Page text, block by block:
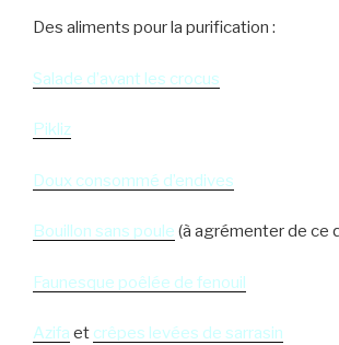
Des aliments pour la purification :
Salade d’avant les crocus
Pikliz
Doux consommé d’endives
Bouillon sans poule (à agrémenter de ce
Faunesque poêlée de fenouil
Azifa et crêpes levées de sarrasin